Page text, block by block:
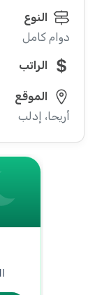
النوع
دوام كامل
الراتب
الموقع
أريحا، إدلب